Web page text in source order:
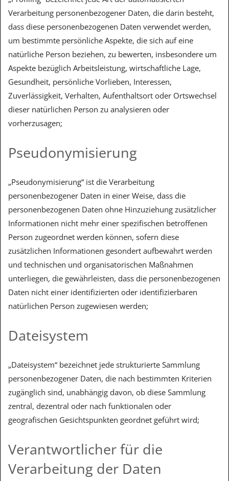
Verarbeitung personenbezogener Daten, die darin besteht,
dass diese personenbezogenen Daten verwendet werden,
um bestimmte persönliche Aspekte, die sich auf eine
natürliche Person beziehen, zu bewerten, insbesondere um
Aspekte bezüglich Arbeitsleistung, wirtschaftliche Lage,
Gesundheit, persönliche Vorlieben, Interessen,
Zuverlässigkeit, Verhalten, Aufenthaltsort oder Ortswechsel
dieser natürlichen Person zu analysieren oder
vorherzusagen;
Pseudonymisierung
„Pseudonymisierung“ ist die Verarbeitung
personenbezogener Daten in einer Weise, dass die
personenbezogenen Daten ohne Hinzuziehung zusätzlicher
Informationen nicht mehr einer spezifischen betroffenen
Person zugeordnet werden können, sofern diese
zusätzlichen Informationen gesondert aufbewahrt werden
und technischen und organisatorischen Maßnahmen
unterliegen, die gewährleisten, dass die personenbezogenen
Daten nicht einer identifizierten oder identifizierbaren
natürlichen Person zugewiesen werden;
Dateisystem
„Dateisystem“ bezeichnet jede strukturierte Sammlung
personenbezogener Daten, die nach bestimmten Kriterien
zugänglich sind, unabhängig davon, ob diese Sammlung
zentral, dezentral oder nach funktionalen oder
geografischen Gesichtspunkten geordnet geführt wird;
Verantwortlicher für die
Verarbeitung der Daten